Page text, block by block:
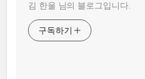
김 한울 님의 블로그입니다.
구독하기